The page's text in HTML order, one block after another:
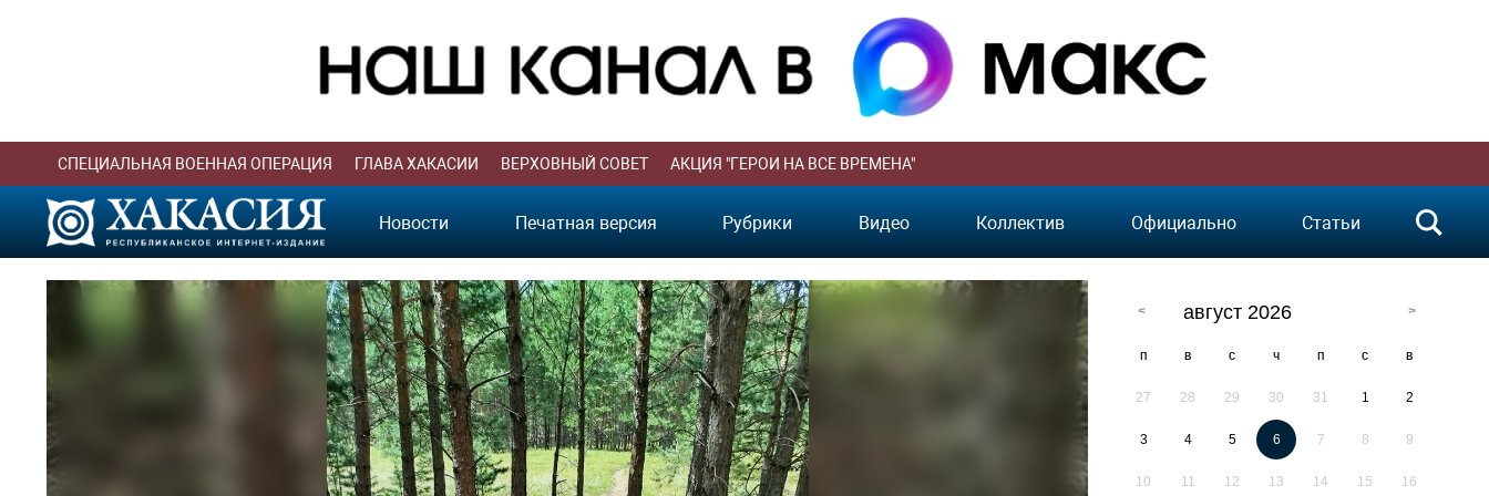
СПЕЦИАЛЬНАЯ ВОЕННАЯ ОПЕРАЦИЯ ГЛАВА ХАКАСИИ ВЕРХОВНЫЙ СОВЕТ АКЦИЯ "ГЕРОИ НА ВСЕ ВРЕМЕНА"
Новости Печатная версия Рубрики Видео Коллектив Официально Статьи
август 2026
п в с ч п с в
27 28 29 30 31 1 2
3 4 5 6 7 8 9
10 11 12 13 14 15 16